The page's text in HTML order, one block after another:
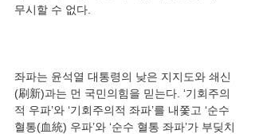
좌파는 윤석열 대통령의 낮은 지지도와 쇄신
(刷新)과는 먼 국민의힘을 믿는다. ‘기회주의
적 우파’와 ‘기회주의적 좌파’를 내쫓고 ‘순수
혈통(血統) 우파’와 ‘순수 혈통 좌파’가 부딪치